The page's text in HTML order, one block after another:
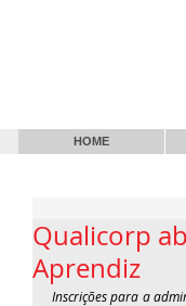
HOME
Qualicorp
Aprendiz
Inscrições para a